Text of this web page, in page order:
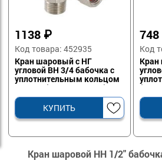
1138 ₽
Код товара: 452935
Кран шаровый с НГ
угловой ВН 3/4 бабочка с
уплотнительным кольцом
VALTEC (VT.267.N.0505)
КУПИТЬ
748
Код
Кран шаровой НН 1/2"